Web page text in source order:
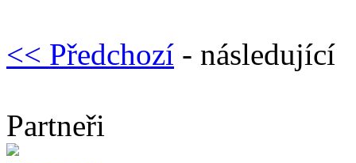
<< Předchozí - následující
Partneři